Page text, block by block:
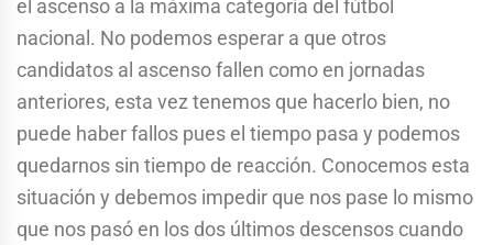
el ascenso a la máxima categoría del fútbol
nacional. No podemos esperar a que otros
candidatos al ascenso fallen como en jornadas
anteriores, esta vez tenemos que hacerlo bien, no
puede haber fallos pues el tiempo pasa y podemos
quedarnos sin tiempo de reacción. Conocemos esta
situación y debemos impedir que nos pase lo mismo
que nos pasó en los dos últimos descensos cuando